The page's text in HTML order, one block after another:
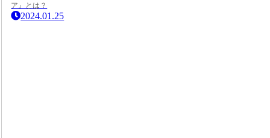
ア』とは？
2024.01.25